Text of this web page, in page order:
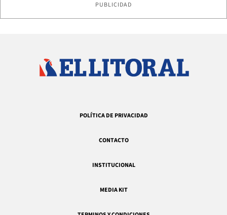
PUBLICIDAD
POLÍTICA DE PRIVACIDAD
CONTACTO
INSTITUCIONAL
MEDIA KIT